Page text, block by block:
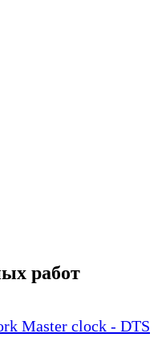
работ
Master clock - DTS